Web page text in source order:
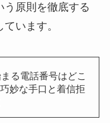
う原則を徹底する
います。
まる電話番号はどこ
妙な手口と着信拒